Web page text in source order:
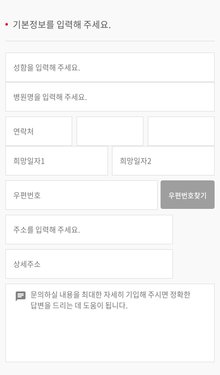
기본정보를 입력해 주세요.
우편번호찾기